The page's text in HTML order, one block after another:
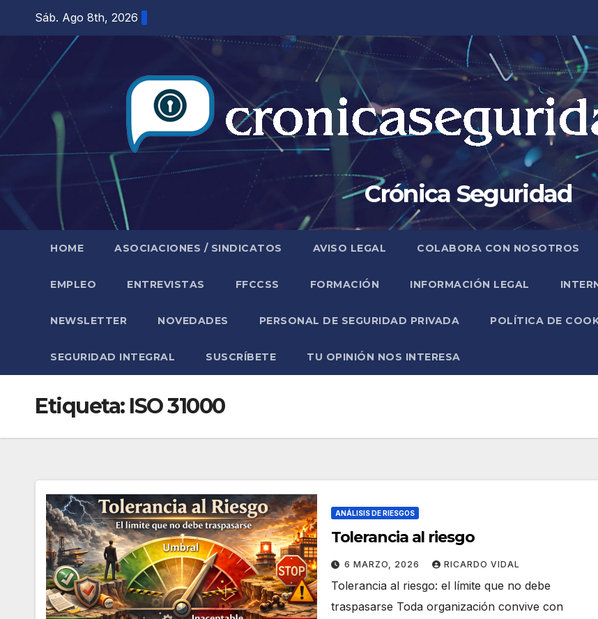
contenido
Sáb. Ago 8th, 2026
Crónica Seguridad
HOME ASOCIACIONES / SINDICATOS AVISO LEGAL COLABORA CON NOSOTROS
EMPLEO ENTREVISTAS FFCCSS FORMACIÓN INFORMACIÓN LEGAL
NEWSLETTER NOVEDADES PERSONAL DE SEGURIDAD PRIVADA POLÍTICA DE
SEGURIDAD INTEGRAL SUSCRÍBETE TU OPINIÓN NOS INTERESA
Etiqueta: ISO 31000
ANÁLISIS DE RIESGOS
Tolerancia al riesgo
6 MARZO, 2026 RICARDO VIDAL
Tolerancia al riesgo: el límite que no debe
traspasarse Toda organización convive con